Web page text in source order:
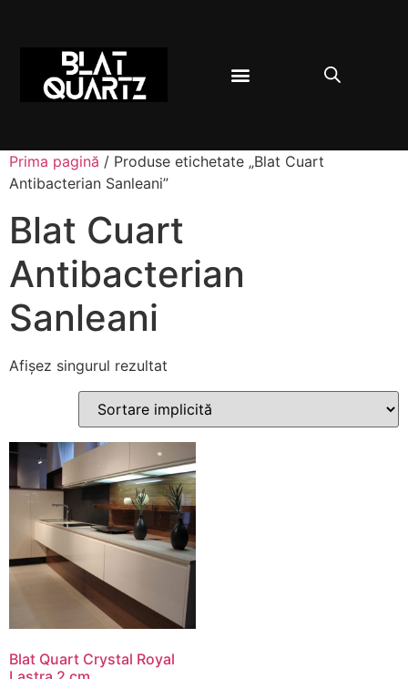
Prima pagină / Produse etichetate „Blat Cuart
Antibacterian Sanleani”
Blat Cuart
Antibacterian
Sanleani
Afișez singurul rezultat
Blat Quart Crystal Royal